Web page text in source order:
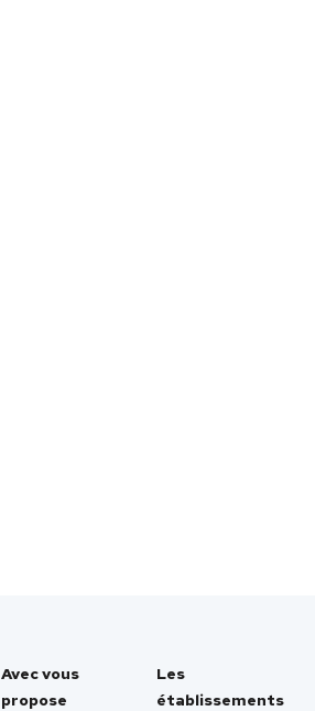
Avec vous
propose
Les
établissements